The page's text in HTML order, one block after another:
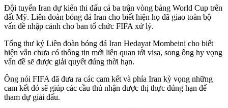
Đội tuyển Iran dự kiến thi đấu cả ba trận vòng bảng World Cup trên
đất Mỹ. Liên đoàn bóng đá Iran cho biết hiện họ đã giao toàn bộ
vấn đề nhập cảnh cho ban tổ chức FIFA xử lý.
Tổng thư ký Liên đoàn bóng đá Iran Hedayat Mombeini cho biết
hiện vẫn chưa có thông tin mới liên quan tới visa, song ông hy vọng
vấn đề sẽ được giải quyết đúng thời hạn.
Ông nói FIFA đã đưa ra các cam kết và phía Iran kỳ vọng những
cam kết đó sẽ giúp các cầu thủ nhận được thị thực đúng hạn để
tham dự giải đấu.